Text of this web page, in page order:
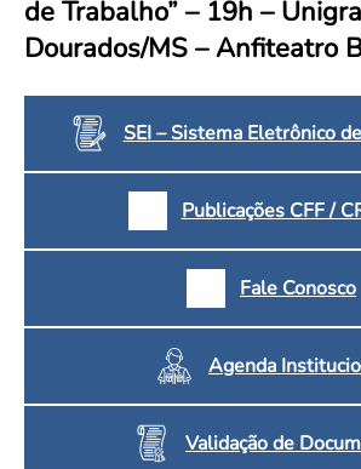
Convenção Coletiva 2025/2026 – Piso salarial
Consulta de Farmacêuticos e Estabelecimentos
Saúde Pública e Indígena
Calendário Eleitoral
Candidatos
Dúvidas Frequentes
de Trabalho” – 19h –
Dourados/MS – Anfiteatro
SEI – Sistema Eletrônico
Publicações CFF /
Fale Conosco
Agenda
Validação de